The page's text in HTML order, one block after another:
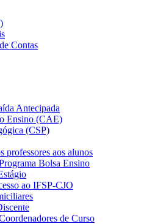
Contas
Antecipada
Ensino (CAE)
(CSP)
professores aos alunos
Bolsa Ensino
ao IFSP-CJO
de Curso